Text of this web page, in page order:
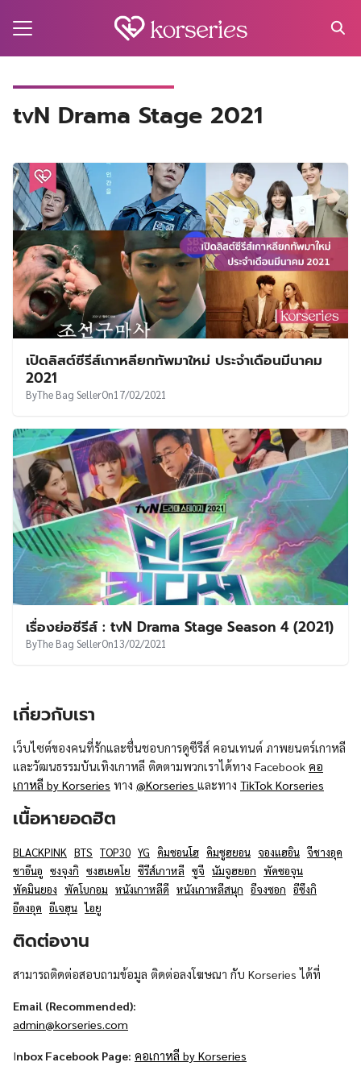
tvN Drama Stage 2021
เปิดลิสต์ซีรีส์เกาหลียกทัพมาใหม่ ประจำเดือนมีนาคม
2021
ByThe Bag SellerOn17/02/2021
เรื่องย่อซีรีส์ : tvN Drama Stage Season 4 (2021)
ByThe Bag SellerOn13/02/2021
เกี่ยวกับเรา
เว็บไซต์ของคนที่รักและชื่นชอบการดูซีรีส์ คอนเทนต์ ภาพยนตร์เกาหลี
และวัฒนธรรมบันเทิงเกาหลี ติดตามพวกเราได้ทาง Facebook คอ
เกาหลี by Korseries ทาง @Korseries และทาง TikTok Korseries
เนื้อหายอดฮิต
BLACKPINK BTS TOP30 YG คิมซอนโฮ คิมซูฮยอน จองแฮอิน จีชางอุค
ชาอึนอู ซงจุงกิ ซงฮเยคโย ซีรีส์เกาหลี ซูจี นัมจูฮยอก พัคซอจุน
พัคมินยอง พัคโบกอม หนังเกาหลีดี หนังเกาหลีสนุก อีจงซอก อีซึงกิ
อีดงอุค อีเจฮุน ไอยู
ติดต่องาน
สามารถติดต่อสอบถามข้อมูล ติดต่อลงโฆษณา กับ Korseries ได้ที่
Email (Recommended):
admin@korseries.com
Inbox Facebook Page: คอเกาหลี by Korseries